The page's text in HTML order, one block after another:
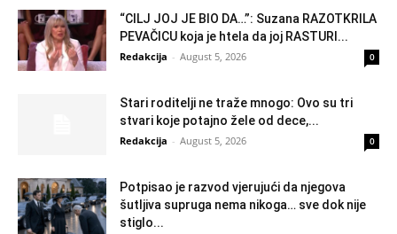
“CILJ JOJ JE BIO DA…”: Suzana RAZOTKRILA
PEVAČICU koja je htela da joj RASTURI...
Redakcija - August 5, 2026 0
Stari roditelji ne traže mnogo: Ovo su tri
stvari koje potajno žele od dece,...
Redakcija - August 5, 2026 0
Potpisao je razvod vjerujući da njegova
šutljiva supruga nema nikoga… sve dok nije
stiglo...